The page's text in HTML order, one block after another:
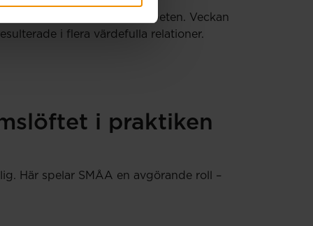
och stärka samarbeten. Veckan
i flera värdefulla relationer.
i praktiken
Här spelar SMÅA en avgörande roll –